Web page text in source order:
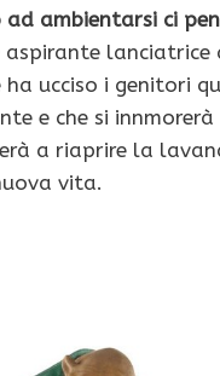
ambientarsi ci
aspirante lanciatrice
ucciso i genitori
e che si
a riaprire la
vita.